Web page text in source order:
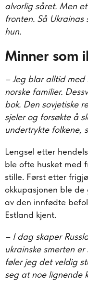
alvorlig såret. Men
fronten. Så Ukrainas
hun.
Minner som
– Jeg blar alltid
norske familier.
bok. Den sovjetiske
sjeler og forsøkte å
undertrykte folkene,
Lengsel etter
ble ofte husket med
stille. Først etter
okkupasjonen ble
av den innfødte
Estland kjent.
– I dag skaper
ukrainske smerten
føler jeg det veldig
seg at noe lignende